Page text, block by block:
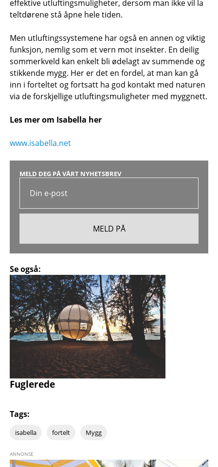
effektive utluftingsmuligheter, dersom man ikke vil la
teltdørene stå åpne hele tiden.
Men utluftingssystemene har også en annen og viktig
funksjon, nemlig som et vern mot insekter. En deilig
sommerkveld kan enkelt bli ødelagt av summende og
stikkende mygg. Her er det en fordel, at man kan gå
inn i forteltet og fortsatt ha god kontakt med naturen
via de forskjellige utluftingsmuligheter med myggnett.
Les mer om Isabella her
www.isabella.net
MELD DEG PÅ VÅRT NYHETSBREV
Se også:
Fuglerede
Tags:
isabella fortelt Mygg